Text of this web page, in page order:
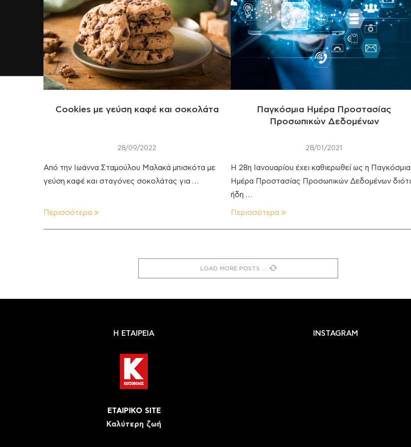
Cookies με γεύση καφέ και σοκολάτα
28/09/2022
Από την Ιωάννα Σταμούλου Μαλακά μπισκότα με
γεύση καφέ και σταγόνες σοκολάτας για …
Περισσότερα
Παγκόσμια Ημέρα Προστασίας
Προσωπικών Δεδομένων
28/01/2021
Η 28η Ιανουαρίου έχει καθιερωθεί ως η Παγκόσμια
Ημέρα Προστασίας Προσωπικών Δεδομένων διότι
ήδη …
Περισσότερα
LOAD MORE POSTS
Η ΕΤΑΙΡΕΙΑ
ΕΤΑΙΡΙΚΟ SITE
Καλύτερη ζωή
INSTAGRAM